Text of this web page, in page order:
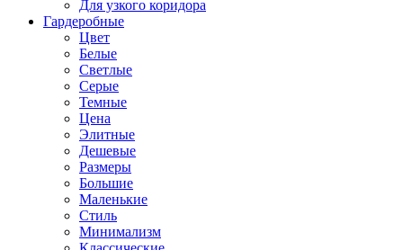
Для узкого коридора
Гардеробные
Цвет
Белые
Светлые
Серые
Темные
Цена
Элитные
Дешевые
Размеры
Большие
Маленькие
Стиль
Минимализм